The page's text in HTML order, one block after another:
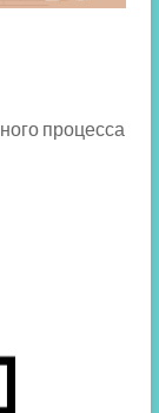
процесса